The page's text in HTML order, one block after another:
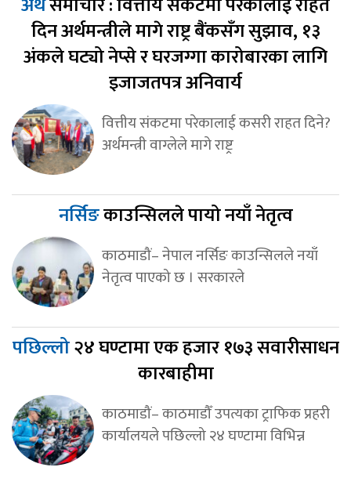
दिन अर्थमन्त्रीले मागे राष्ट्र बैंकसँग सुझाव, १३
अंकले घट्यो नेप्से र घरजग्गा कारोबारका लागि
इजाजतपत्र अनिवार्य
वित्तीय संकटमा परेकालाई कसरी राहत दिने?
अर्थमन्त्री वाग्लेले मागे राष्ट्र
नर्सिङकाउन्सिलले पायो नयाँ नेतृत्व
काठमाडौं– नेपाल नर्सिङ काउन्सिलले नयाँ
नेतृत्व पाएको छ । सरकारले
पछिल्लो२४ घण्टामा एक हजार १७३ सवारीसाधन
कारबाहीमा
काठमाडौं– काठमाडौँ उपत्यका ट्राफिक प्रहरी
कार्यालयले पछिल्लो २४ घण्टामा विभिन्न